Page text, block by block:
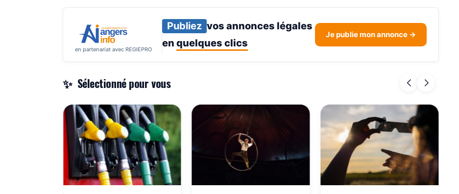
en partenariat avec REGIEPRO
Publiez vos annonces légales
en quelques clics
Je publie mon annonce →
Sélectionné pour vous